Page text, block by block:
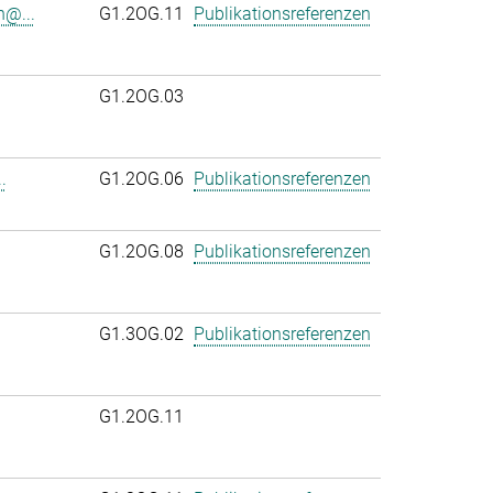
G1.2OG.11 Publikationsreferenzen
G1.2OG.03
G1.2OG.06 Publikationsreferenzen
G1.2OG.08 Publikationsreferenzen
G1.3OG.02 Publikationsreferenzen
G1.2OG.11